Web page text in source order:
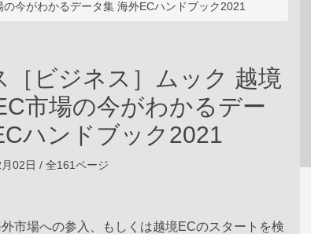
今がわかるデータ集 海外ECハンドブック2021
［ビジネス］ムック 越境
市場の今がわかるデー
ハンドブック2021
02日 / 全161ページ
市場への参入、もしくは越境ECのスタートを検